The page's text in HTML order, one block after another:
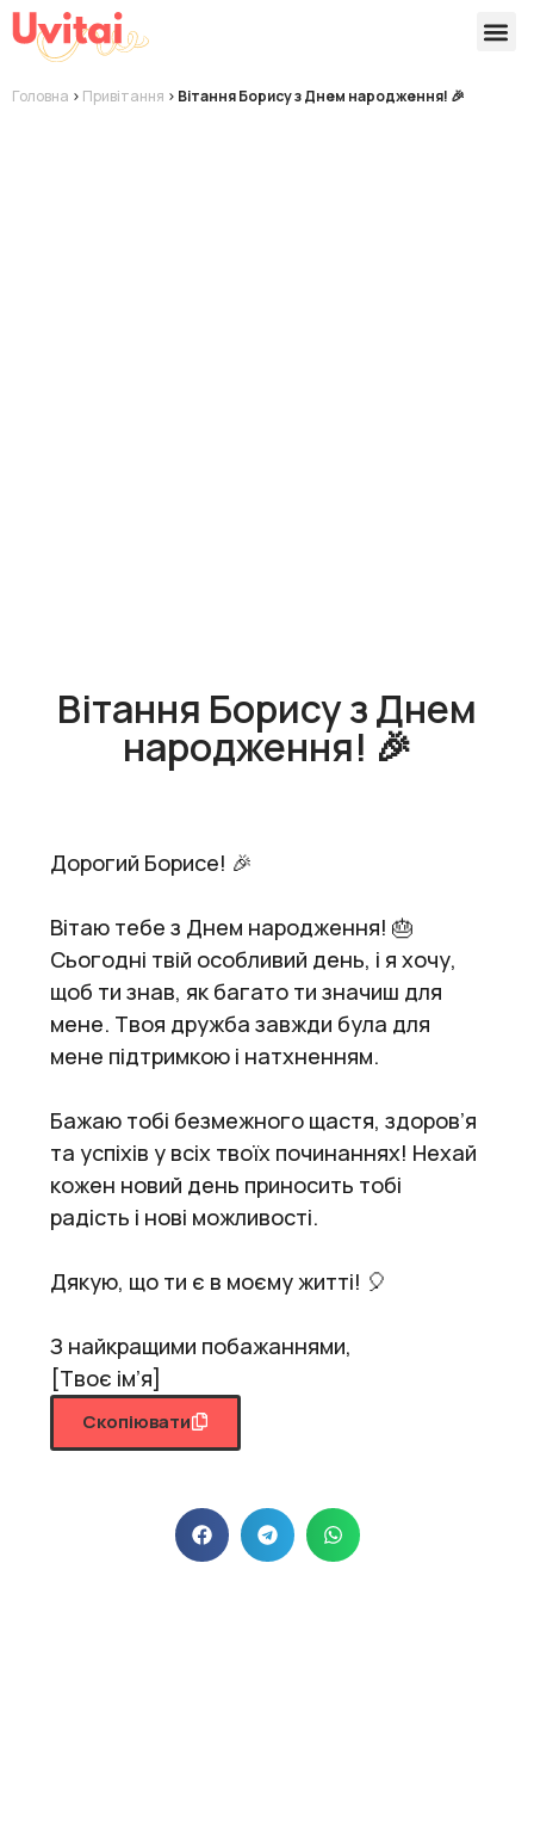
Головна > Привітання > Вітання Борису з Днем народження! 🎉
Вітання Борису з Днем
народження! 🎉
Дорогий Борисе! 🎉
Вітаю тебе з Днем народження! 🎂
Сьогодні твій особливий день, і я хочу,
щоб ти знав, як багато ти значиш для
мене. Твоя дружба завжди була для
мене підтримкою і натхненням.
Бажаю тобі безмежного щастя, здоров’я
та успіхів у всіх твоїх починаннях! Нехай
кожен новий день приносить тобі
радість і нові можливості.
Дякую, що ти є в моєму житті! 🎈
З найкращими побажаннями,
[Твоє ім’я]
Скопіювати